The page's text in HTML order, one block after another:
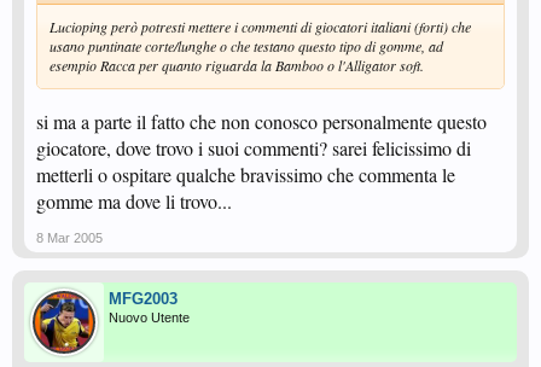
Lucioping però potresti mettere i commenti di giocatori italiani (forti) che
usano puntinate corte/lunghe o che testano questo tipo di gomme, ad
esempio Racca per quanto riguarda la Bamboo o l'Alligator soft.
si ma a parte il fatto che non conosco personalmente questo
giocatore, dove trovo i suoi commenti? sarei felicissimo di
metterli o ospitare qualche bravissimo che commenta le
gomme ma dove li trovo...
8 Mar 2005
MFG2003
Nuovo Utente